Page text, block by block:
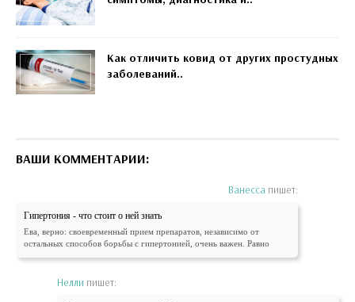
Как отличить ковид от других простудных
заболеваний..
ВАШИ КОММЕНТАРИИ:
Ванесса пишет:
Гипертония - что стоит о ней знать
Ева, верно: своевременный прием препаратов, независимо от
остальных способов борьбы с гипертонией, очень важен. Равно
Нелли пишет: